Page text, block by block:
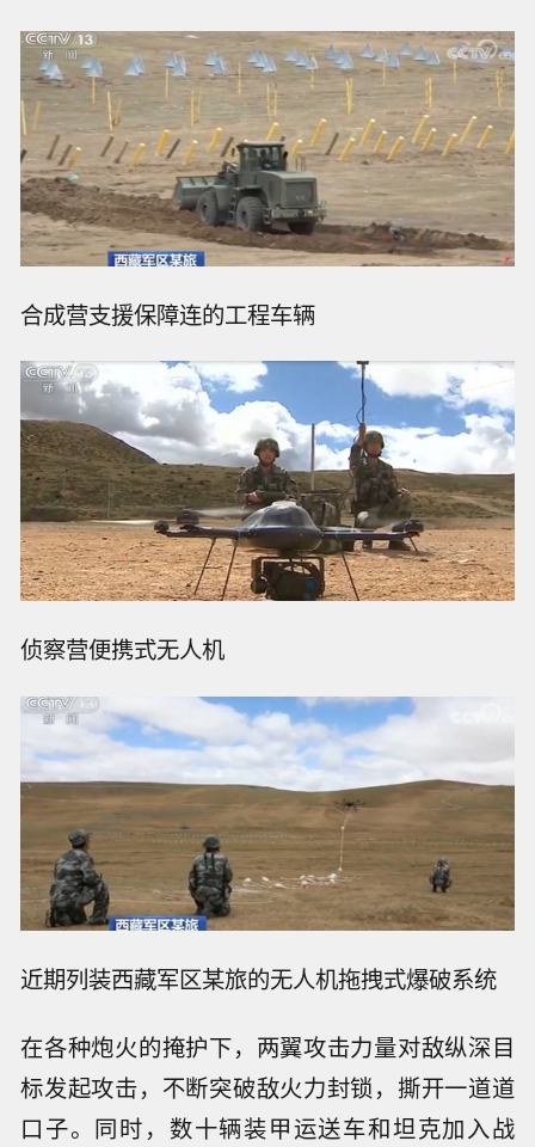
合成营支援保障连的工程车辆
侦察营便携式无人机
近期列装西藏军区某旅的无人机拖拽式爆破系统
在各种炮火的掩护下，两翼攻击力量对敌纵深目
标发起攻击，不断突破敌火力封锁，撕开一道道
口子。同时，数十辆装甲运送车和坦克加入战